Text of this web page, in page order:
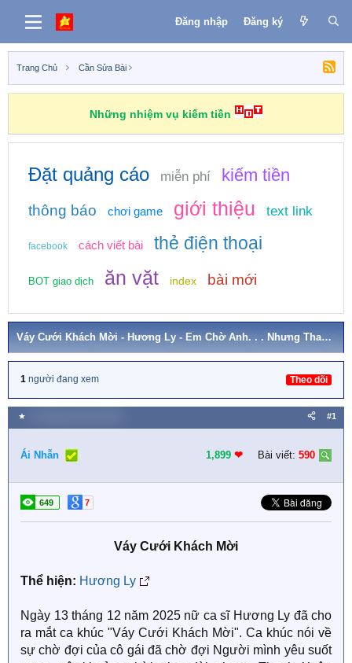
Đăng nhập Đăng ký
Trang Chủ Cần Sửa Bài
Những nhiệm vụ kiếm tiền
Đặt quảng cáo miễn phí kiếm tiền
thông báo chơi game giới thiệu text link
facebook cách viết bài thẻ điện thoại
BOT giao dịch ăn vặt index bài mới
Váy Cưới Khách Mời - Hương Ly - Em Chờ Anh. . . Nhưng Thanh Xuân Không Đợi Em.
1 người đang xem Theo dõi
★ #1
Ái Nhẫn 1,899 ❤︎ Bài viết: 590
649 7
Váy Cưới Khách Mời
Thể hiện: Hương Ly
Ngày 13 tháng 12 năm 2025 nữ ca sĩ Hương Ly đã cho
ra mắt ca khúc "Váy Cưới Khách Mời". Ca khúc nói về
sự chờ đợi của cô gái đã chờ đợi Người mình yêu suốt